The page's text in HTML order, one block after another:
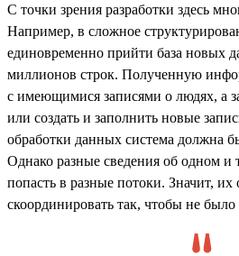
С точки зрения разработки здесь
Например, в сложное
единовременно прийти база новых
миллионов строк. Полученную
с имеющимися записями о людях, а
или создать и заполнить новые
обработки данных система должна
Однако разные сведения об одном и
попасть в разные потоки. Значит,
скоординировать так, чтобы не было